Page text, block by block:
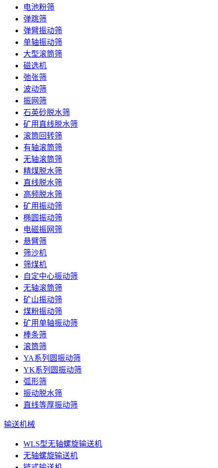
电池粉筛
弹跳筛
弹臂振动筛
单轴振动筛
大型滚筒筛
磁选机
弛张筛
波动筛
振网筛
石英砂脱水筛
矿用直线脱水筛
滚筒回转筛
有轴滚筒筛
无轴滚筒筛
精煤脱水筛
直线脱水筛
高频脱水筛
矿用振动筛
椭圆振动筛
电磁振网筛
悬臂筛
筛沙机
筛煤机
自定中心振动筛
无轴滚筒筛
矿山振动筛
煤粉振动筛
矿用单轴振动筛
棒条筛
滚筒筛
YA系列圆振动筛
YK系列圆振动筛
弧形筛
振动脱水筛
直线等厚振动筛
输送机械
WLS型无轴螺旋输送机
无轴螺旋输送机